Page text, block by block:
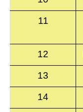
11
12
13
14